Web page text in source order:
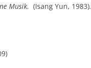
Musik. (Isang Yun, 1983).